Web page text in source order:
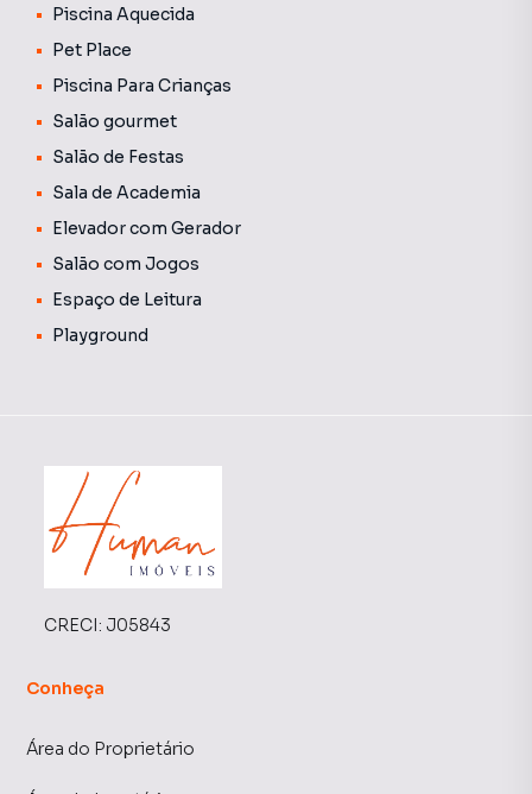
Piscina Aquecida
Pet Place
Piscina Para Crianças
Salão gourmet
Salão de Festas
Sala de Academia
Elevador com Gerador
Salão com Jogos
Espaço de Leitura
Playground
CRECI: J05843
Conheça
Área do Proprietário